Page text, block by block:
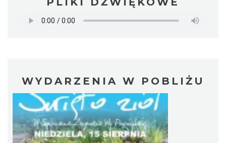
WYDARZENIA W POBLIŻU